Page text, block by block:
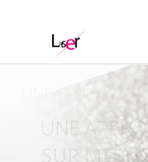
COMPETENCES
UNISSONS NOS